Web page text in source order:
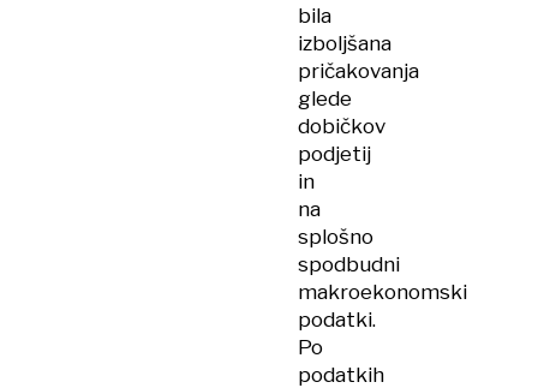
bila
izboljšana
pričakovanja
glede
dobičkov
podjetij
in
na
splošno
spodbudni
makroekonomski
podatki.
Po
podatkih